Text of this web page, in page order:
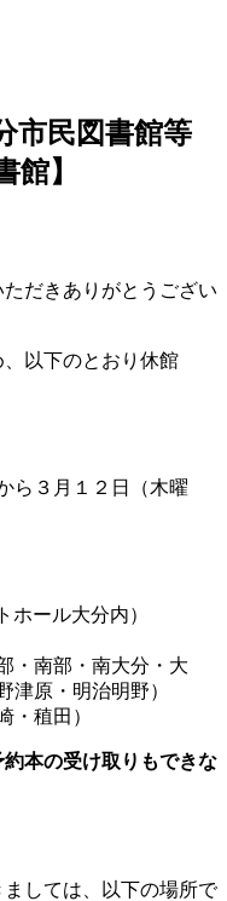
市民図書館等
館】
だきありがとうござい
以下のとおり休館
ら３月１２日（木曜
ホール大分内）
・南部・南大分・大
津原・明治明野）
・稙田）
本の受け取りもできな
しては、以下の場所で